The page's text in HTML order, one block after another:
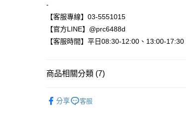
付款後7-11取貨
每筆NT$80，滿NT$800(含以上)免運費
新竹物流
離島郵局配送
-
【客服專線】03-5551015
【官方LINE】@prc6488d
【客服時間】平日08:30-12:00、13:00-17:30
商品相關分類 (7)
分享 客服